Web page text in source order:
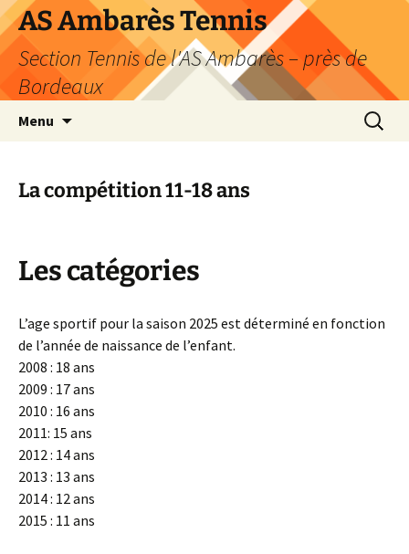
Aller
au
contenu
AS Ambarès Tennis
Section Tennis de l'AS Ambarès – près de
Bordeaux
Menu
La compétition 11-18 ans
Les catégories
L’age sportif pour la saison 2025 est déterminé en fonction
de l’année de naissance de l’enfant.
2008 : 18 ans
2009 : 17 ans
2010 : 16 ans
2011: 15 ans
2012 : 14 ans
2013 : 13 ans
2014 : 12 ans
2015 : 11 ans